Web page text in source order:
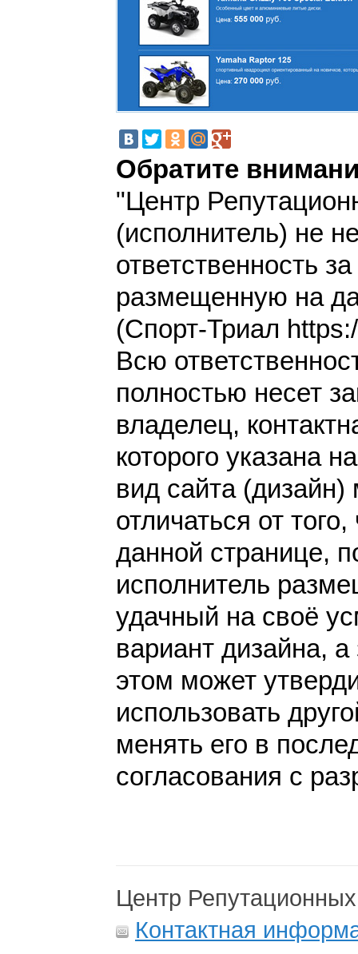
Обратите
"Центр
(исполнитель) не
ответственность
размещенную на
(Спорт-Триал
Всю
полностью несет
владелец,
которого указана
вид сайта (дизайн)
отличаться от
данной странице,
исполнитель
удачный на своё
вариант дизайна, а
этом может
использовать
менять его в
согласования с
Центр
Контактная